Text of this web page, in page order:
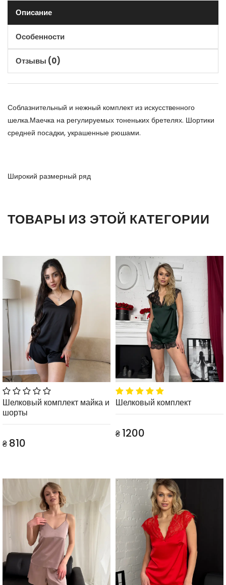
Описание
Особенности
Отзывы (0)
Соблазнительный и нежный комплект из искусственного
шелка.Маечка на регулируемых тоненьких бретелях. Шортики
средней посадки, украшенные рюшами.
Широкий размерный ряд
ТОВАРЫ ИЗ ЭТОЙ КАТЕГОРИИ
Шелковый комплект майка и
шорты
₴ 810
Шелковый комплект
₴ 1200